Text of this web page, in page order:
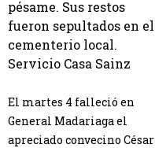
pésame. Sus restos
fueron sepultados en el
cementerio local.
Servicio Casa Sainz
El martes 4 falleció en
General Madariaga el
apreciado convecino César